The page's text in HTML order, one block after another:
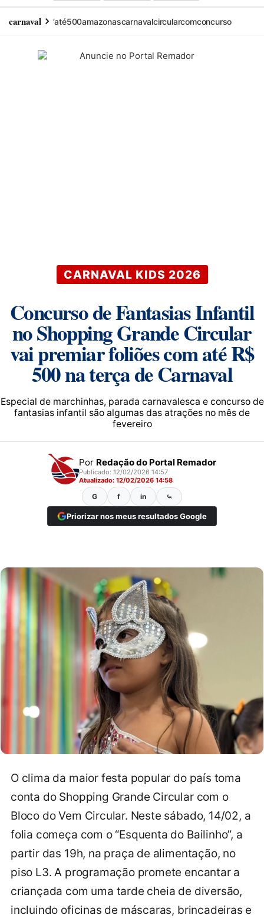
carnaval ‘até500amazonascarnavalcircularcomconcurso
CARNAVAL KIDS 2026
Concurso de Fantasias Infantil
no Shopping Grande Circular
vai premiar foliões com até R$
500 na terça de Carnaval
Especial de marchinhas, parada carnavalesca e concurso de
fantasias infantil são algumas das atrações no mês de
fevereiro
Por Redação do Portal Remador
Publicado: 12/02/2026 14:57
Atualizado: 12/02/2026 14:58
G f in ⤿
Priorizar nos meus resultados Google
O clima da maior festa popular do país toma
conta do Shopping Grande Circular com o
Bloco do Vem Circular. Neste sábado, 14/02, a
folia começa com o “Esquenta do Bailinho”, a
partir das 19h, na praça de alimentação, no
piso L3. A programação promete encantar a
criançada com uma tarde cheia de diversão,
incluindo oficinas de máscaras, brincadeiras e